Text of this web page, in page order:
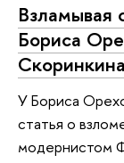
Взламывая
Бориса
У Бориса
статья о
модернистом